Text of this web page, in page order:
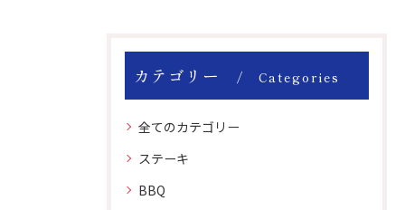
カテゴリー Categories
全てのカテゴリー
ステーキ
BBQ